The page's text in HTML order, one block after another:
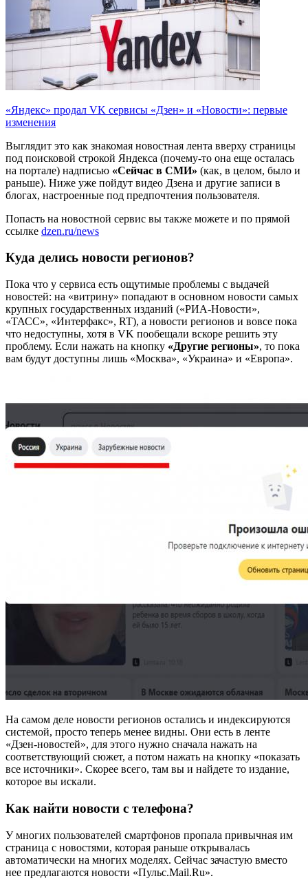
«Яндекс» продал VK сервисы «Дзен» и «Новости»: первые
изменения
Выглядит это как знакомая новостная лента вверху страницы
под поисковой строкой Яндекса (почему-то она еще осталась
на портале) надписью «Сейчас в СМИ» (как, в целом, было и
раньше). Ниже уже пойдут видео Дзена и другие записи в
блогах, настроенные под предпочтения пользователя.
Попасть на новостной сервис вы также можете и по прямой
ссылке dzen.ru/news
Куда делись новости регионов?
Пока что у сервиса есть ощутимые проблемы с выдачей
новостей: на «витрину» попадают в основном новости самых
крупных государственных изданий («РИА-Новости»,
«ТАСС», «Интерфакс», RT), а новости регионов и вовсе пока
что недоступны, хотя в VK пообещали вскоре решить эту
проблему. Если нажать на кнопку «Другие регионы», то пока
вам будут доступны лишь «Москва», «Украина» и «Европа».
На самом деле новости регионов остались и индексируются
системой, просто теперь менее видны. Они есть в ленте
«Дзен-новостей», для этого нужно сначала нажать на
соответствующий сюжет, а потом нажать на кнопку «показать
все источники». Скорее всего, там вы и найдете то издание,
которое вы искали.
Как найти новости с телефона?
У многих пользователей смартфонов пропала привычная им
страница с новостями, которая раньше открывалась
автоматически на многих моделях. Сейчас зачастую вместо
нее предлагаются новости «Пульс.Mail.Ru».